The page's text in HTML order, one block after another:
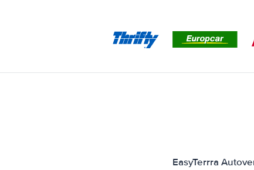
EasyTerrra